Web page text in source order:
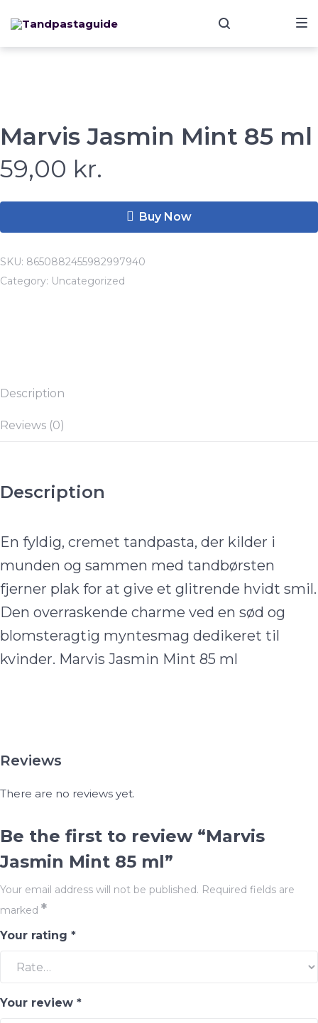
to
to
to
Marvis Jasmin Mint 85 ml
59,00 kr.
Buy Now
SKU: 8650882455982997940
Category: Uncategorized
Description
Reviews (0)
Description
En fyldig, cremet tandpasta, der kilder i
munden og sammen med tandbørsten
fjerner plak for at give et glitrende hvidt smil.
Den overraskende charme ved en sød og
blomsteragtig myntesmag dedikeret til
kvinder. Marvis Jasmin Mint 85 ml
Reviews
There are no reviews yet.
Be the first to review “Marvis
Jasmin Mint 85 ml”
Your email address will not be published. Required fields are
marked *
Your rating *
Your review *